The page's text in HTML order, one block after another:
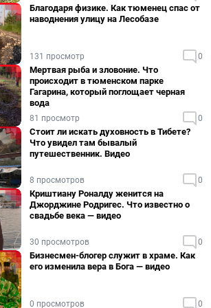
Благодаря физике. Как тюменец спас от
наводнения улицу на Лесобазе
131 просмотр 0
Мертвая рыба и зловоние. Что
происходит в тюменском парке
Гагарина, который поглощает черная
вода
81 просмотр 0
Стоит ли искать духовность в Тибете?
Что увидел там бывалый
путешественник. Видео
8 просмотров 0
Криштиану Роналду женится на
Джорджине Родригес. Что известно о
свадьбе века — видео
30 просмотров 0
Бизнесмен-блогер служит в храме. Как
его изменила вера в Бога — видео
0 просмотров 0